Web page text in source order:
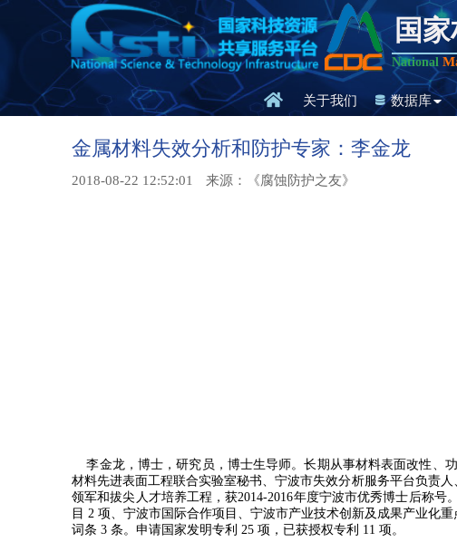
国
National
关于我们 数据库
金属材料失效分析和防护专家：李金龙
2018-08-22 12:52:01 来源：《腐蚀防护之友》
李金龙，博士，研究员，博士生导师。长期从事材料表面改性、
材料先进表面工程联合实验室秘书、宁波市失效分析服务平台负责
领军和拔尖人才培养工程，获2014-2016年度宁波市优秀博士后称号
目 2 项、宁波市国际合作项目、宁波市产业技术创新及成果产业化
词条 3 条。申请国家发明专利 25 项，已获授权专利 11 项。